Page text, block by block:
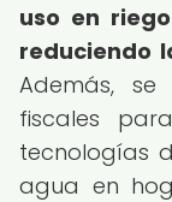
uso en
reduciendo
Además, se
fiscales
tecnologías
agua en